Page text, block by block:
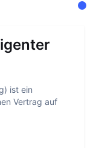
ist ein
Vertrag auf